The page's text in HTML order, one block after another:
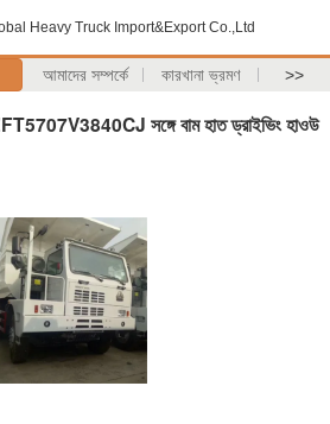
Heavy Truck Import&Export Co.,Ltd
আমাদের সম্পর্কে কারখানা ভ্রমণ >>
সঙ্গে বাম হাত ড্রাইভিং হাওউ